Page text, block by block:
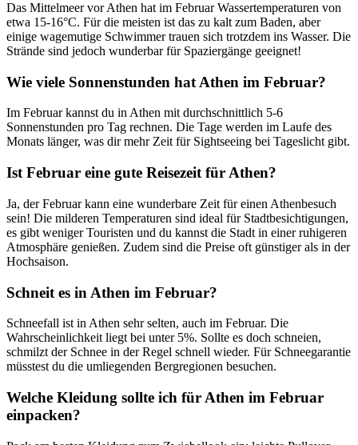
Das Mittelmeer vor Athen hat im Februar Wassertemperaturen von
etwa 15-16°C. Für die meisten ist das zu kalt zum Baden, aber
einige wagemutige Schwimmer trauen sich trotzdem ins Wasser. Die
Strände sind jedoch wunderbar für Spaziergänge geeignet!
Wie viele Sonnenstunden hat Athen im Februar?
Im Februar kannst du in Athen mit durchschnittlich 5-6
Sonnenstunden pro Tag rechnen. Die Tage werden im Laufe des
Monats länger, was dir mehr Zeit für Sightseeing bei Tageslicht gibt.
Ist Februar eine gute Reisezeit für Athen?
Ja, der Februar kann eine wunderbare Zeit für einen Athenbesuch
sein! Die milderen Temperaturen sind ideal für Stadtbesichtigungen,
es gibt weniger Touristen und du kannst die Stadt in einer ruhigeren
Atmosphäre genießen. Zudem sind die Preise oft günstiger als in der
Hochsaison.
Schneit es in Athen im Februar?
Schneefall ist in Athen sehr selten, auch im Februar. Die
Wahrscheinlichkeit liegt bei unter 5%. Sollte es doch schneien,
schmilzt der Schnee in der Regel schnell wieder. Für Schneegarantie
müsstest du die umliegenden Bergregionen besuchen.
Welche Kleidung sollte ich für Athen im Februar
einpacken?